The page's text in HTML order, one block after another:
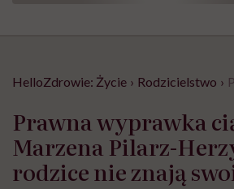
HelloZdrowie: Życie › Rodzicielstwo ›
Prawna wyprawka
Marzena Pilarz-
rodzice nie znają